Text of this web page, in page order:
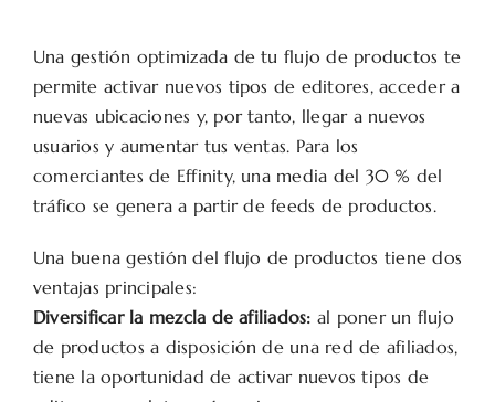
Una gestión optimizada de tu flujo de productos te
permite activar nuevos tipos de editores, acceder a
nuevas ubicaciones y, por tanto, llegar a nuevos
usuarios y aumentar tus ventas. Para los
comerciantes de Effinity, una media del 30 % del
tráfico se genera a partir de feeds de productos.
Una buena gestión del flujo de productos tiene dos
ventajas principales:
Diversificar la mezcla de afiliados: al poner un flujo
de productos a disposición de una red de afiliados,
tiene la oportunidad de activar nuevos tipos de